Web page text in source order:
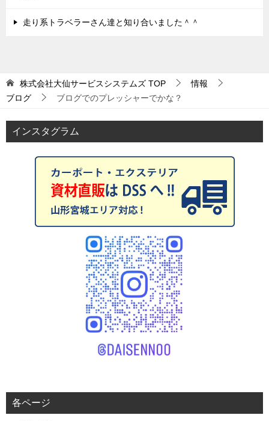
走り系トラベラーさん達と知り合いました＾＾
株式会社大仙サービスシステムズ TOP
情報
ブログ
ブログでのプレッシャーでかな？
インスタグラム
各ページ